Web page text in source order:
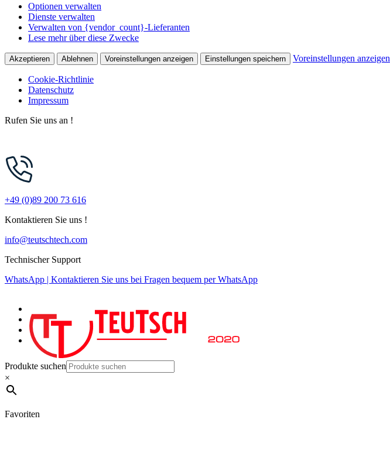
Optionen verwalten
Dienste verwalten
Verwalten von {vendor_count}-Lieferanten
Lese mehr über diese Zwecke
Akzeptieren Ablehnen Voreinstellungen anzeigen Einstellungen speichern Voreinstellungen anzeigen
Cookie-Richtlinie
Datenschutz
Impressum
Zum
Rufen Sie uns an !
+49 (0)89 200 73 616
Kontaktieren Sie uns !
info@teutschtech.com
Technischer Support
WhatsApp | Kontaktieren Sie uns bei Fragen bequem per WhatsApp
Produkte suchen
×
Favoriten